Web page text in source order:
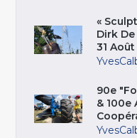
«
Dirk De
31 Août
90e
& 100e